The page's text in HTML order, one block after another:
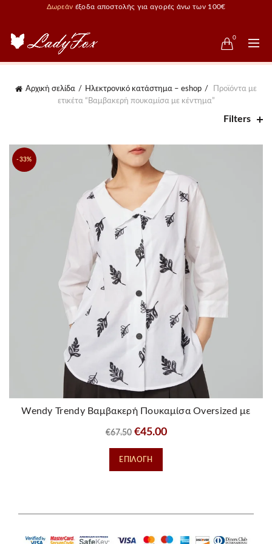
Δωρεάν έξοδα αποστολής για αγορές άνω των 100€
0
Αρχική σελίδα Ηλεκτρονικό κατάστημα – eshop
Προϊόντα με
ετικέτα “Βαμβακερή πουκαμίσα με κέντημα”
Filters
-33%
Wendy Trendy Βαμβακερή Πουκαμίσα Oversized με
€67.50 Original
price
was:
€45.00Η
ΕΠΙΛΟΓΉ
Οι